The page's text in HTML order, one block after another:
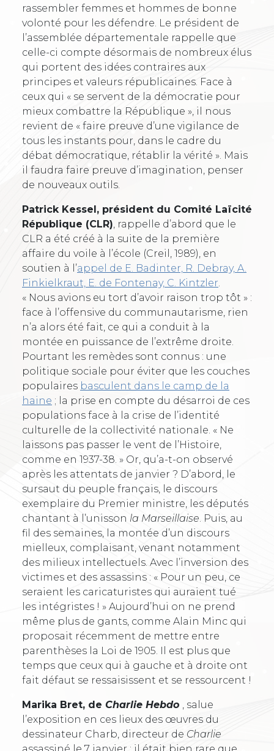
rassembler femmes et hommes de bonne
volonté pour les défendre. Le président de
l’assemblée départementale rappelle que
celle-ci compte désormais de nombreux élus
qui portent des idées contraires aux
principes et valeurs républicaines. Face à
ceux qui « se servent de la démocratie pour
mieux combattre la République », il nous
revient de « faire preuve d’une vigilance de
tous les instants pour, dans le cadre du
débat démocratique, rétablir la vérité ». Mais
il faudra faire preuve d’imagination, penser
de nouveaux outils.
Patrick Kessel, président du Comité Laïcité
République (CLR) , rappelle d’abord que le
CLR a été créé à la suite de la première
affaire du voile à l’école (Creil, 1989), en
soutien à l’appel de E. Badinter, R. Debray, A.
Finkielkraut, E. de Fontenay, C. Kintzler
« Nous avions eu tort d’avoir raison trop tôt » :
face à l’offensive du communautarisme, rien
n’a alors été fait, ce qui a conduit à la
montée en puissance de l’extrême droite.
Pourtant les remèdes sont connus : une
politique sociale pour éviter que les couches
populaires basculent dans le camp de la
haine ; la prise en compte du désarroi de ces
populations face à la crise de l’identité
culturelle de la collectivité nationale. « Ne
laissons pas passer le vent de l’Histoire,
comme en 1937-38. » Or, qu’a-t-on observé
après les attentats de janvier ? D’abord, le
sursaut du peuple français, le discours
exemplaire du Premier ministre, les députés
chantant à l’unisson la Marseillaise . Puis, au
fil des semaines, la montée d’un discours
mielleux, complaisant, venant notamment
des milieux intellectuels. Avec l’inversion des
victimes et des assassins : « Pour un peu, ce
seraient les caricaturistes qui auraient tué
les intégristes ! » Aujourd’hui on ne prend
même plus de gants, comme Alain Minc qui
proposait récemment de mettre entre
parenthèses la Loi de 1905. Il est plus que
temps que ceux qui à gauche et à droite ont
fait défaut se ressaisissent et se ressourcent !
Marika Bret, de Charlie Hebdo
, salue
l’exposition en ces lieux des œuvres du
dessinateur Charb, directeur de Charlie
assassiné le 7 janvier : il était bien rare que